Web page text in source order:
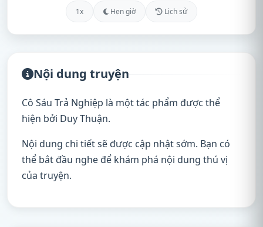
1x Hẹn giờ Lịch sử
Nội dung truyện
Cô Sáu Trả Nghiệp là một tác phẩm được thể
hiện bởi Duy Thuận.
Nội dung chi tiết sẽ được cập nhật sớm. Bạn có
thể bắt đầu nghe để khám phá nội dung thú vị
của truyện.